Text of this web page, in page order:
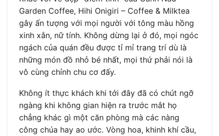
Garden Coffee, Hihi Onigiri – Coffee & Milktea
gây ấn tượng với mọi người với tông màu hồng
xinh xắn, nữ tính. Không dừng lại ở đó, mọi ngóc
ngách của quán đều được tỉ mỉ trang trí dù là
những món đồ nhỏ bé nhất, mọi thứ phải nói là
vô cùng chỉnh chu cơ đấy.
Không ít thực khách khi tới đây đã có chút ngỡ
ngàng khi không gian hiện ra trước mắt họ
chẳng khác gì một căn phòng mà các nàng
công chúa hay ao ước. Vòng hoa, khinh khí cầu,